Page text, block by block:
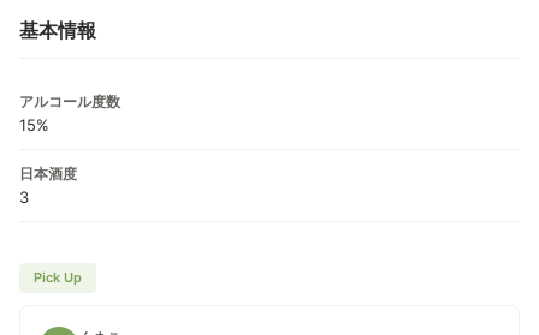
基本情報
アルコール度数
15%
日本酒度
3
Pick Up